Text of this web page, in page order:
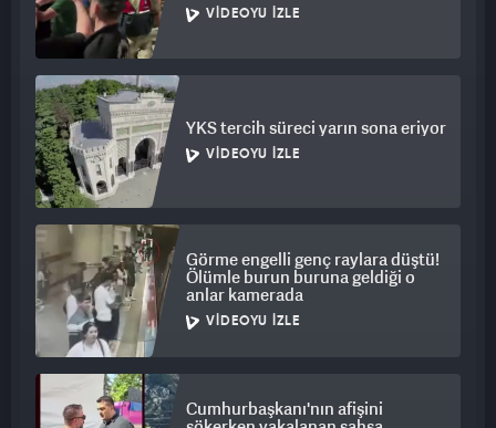
VIDEOYU İZLE
YKS tercih süreci yarın sona eriyor
VIDEOYU İZLE
Görme engelli genç raylara düştü!
Ölümle burun buruna geldiği o
anlar kamerada
VIDEOYU İZLE
Cumhurbaşkanı'nın afişini